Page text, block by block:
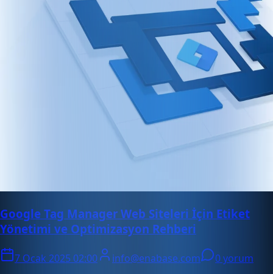
Google Tag Manager Web Siteleri İçin Etiket
Yönetimi ve Optimizasyon Rehberi
7 Ocak 2025 02:00 info@enabase.com
0 yorum